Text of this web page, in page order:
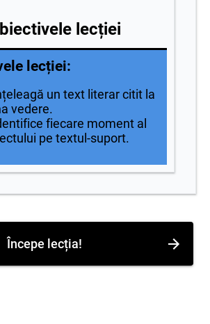
lecției
lecției:
un text literar citit la
vedere.
fiecare moment al
pe textul-suport.
Începe lecția!